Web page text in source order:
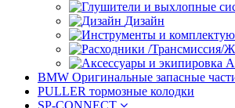
Дизайн
BMW Оригинальные запасные
PULLER тормозные колодки
SP-CONNECT